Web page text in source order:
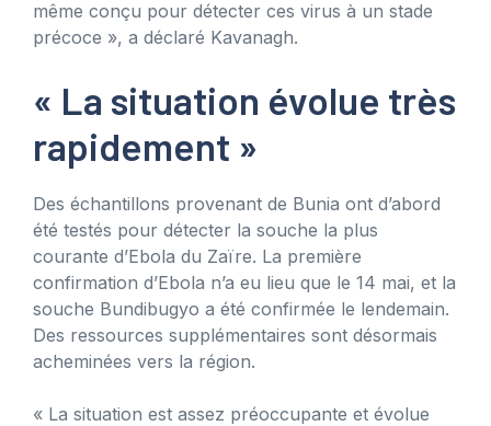
même conçu pour détecter ces virus à un stade
précoce », a déclaré Kavanagh.
« La situation évolue très
rapidement »
Des échantillons provenant de Bunia ont d’abord
été testés pour détecter la souche la plus
courante d’Ebola du Zaïre. La première
confirmation d’Ebola n’a eu lieu que le 14 mai, et la
souche Bundibugyo a été confirmée le lendemain.
Des ressources supplémentaires sont désormais
acheminées vers la région.
« La situation est assez préoccupante et évolue